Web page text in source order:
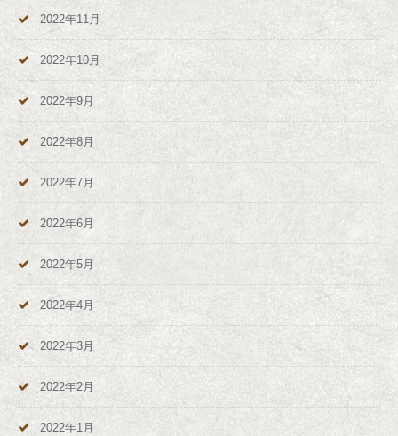
2022年11月
2022年10月
2022年9月
2022年8月
2022年7月
2022年6月
2022年5月
2022年4月
2022年3月
2022年2月
2022年1月